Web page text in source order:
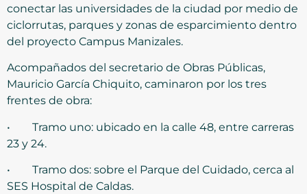
conectar las universidades de la ciudad por medio de
ciclorrutas, parques y zonas de esparcimiento dentro
del proyecto Campus Manizales.
Acompañados del secretario de Obras Públicas,
Mauricio García Chiquito, caminaron por los tres
frentes de obra:
• Tramo uno: ubicado en la calle 48, entre carreras
23 y 24.
• Tramo dos: sobre el Parque del Cuidado, cerca al
SES Hospital de Caldas.